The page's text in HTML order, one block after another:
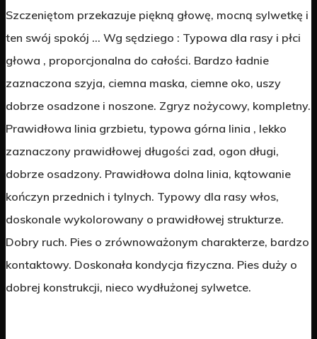
Szczeniętom przekazuje piękną głowę, mocną sylwetkę i
ten swój spokój … Wg sędziego : Typowa dla rasy i płci
głowa , proporcjonalna do całości. Bardzo ładnie
zaznaczona szyja, ciemna maska, ciemne oko, uszy
dobrze osadzone i noszone. Zgryz nożycowy, kompletny.
Prawidłowa linia grzbietu, typowa górna linia , lekko
zaznaczony prawidłowej długości zad, ogon długi,
dobrze osadzony. Prawidłowa dolna linia, kątowanie
kończyn przednich i tylnych. Typowy dla rasy włos,
doskonale wykolorowany o prawidłowej strukturze.
Dobry ruch. Pies o zrównoważonym charakterze, bardzo
kontaktowy. Doskonała kondycja fizyczna. Pies duży o
dobrej konstrukcji, nieco wydłużonej sylwetce.